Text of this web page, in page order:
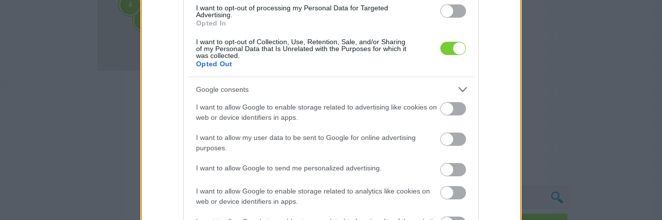
I want to opt-out of processing my Personal Data for Targeted
Advertising.
Opted In
I want to opt-out of Collection, Use, Retention, Sale, and/or Sharing
of my Personal Data that Is Unrelated with the Purposes for which it
was collected.
Opted Out
Google consents
I want to allow Google to enable storage related to advertising like cookies on
web or device identifiers in apps.
I want to allow my user data to be sent to Google for online advertising
purposes.
I want to allow Google to send me personalized advertising.
I want to allow Google to enable storage related to analytics like cookies on
web or device identifiers in apps.
10
2
3
4 2
2
3
4 2